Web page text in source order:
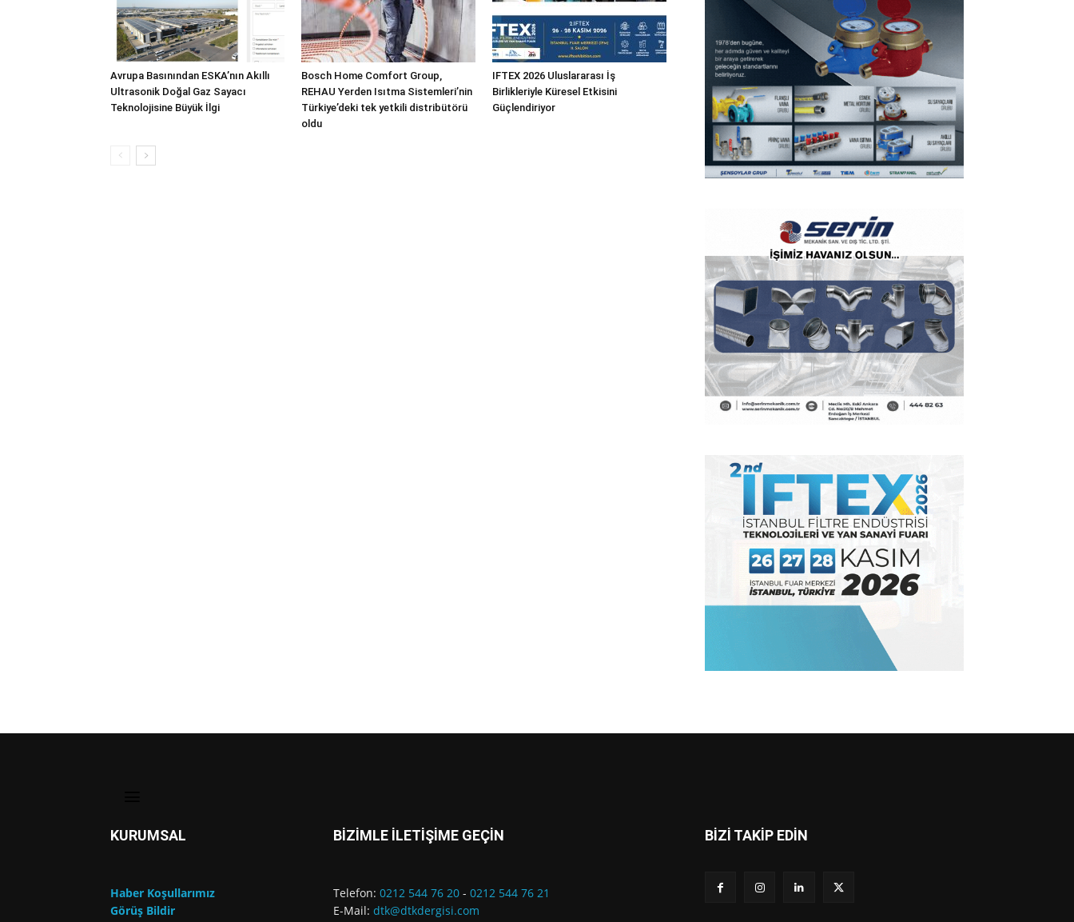
Avrupa Basınından ESKA’nın Akıllı
Ultrasonik Doğal Gaz Sayacı
Teknolojisine Büyük İlgi
Bosch Home Comfort Group,
REHAU Yerden Isıtma Sistemleri’nin
Türkiye’deki tek yetkili distribütörü
oldu
IFTEX 2026 Uluslararası İş
Birlikleriyle Küresel Etkisini
Güçlendiriyor
KURUMSAL
Haber Koşullarımız
Görüş Bildir
BİZİMLE İLETİŞİME GEÇİN
Telefon: 0212 544 76 20 - 0212 544 76 21
E-Mail: dtk@dtkdergisi.com
BİZİ TAKİP EDİN